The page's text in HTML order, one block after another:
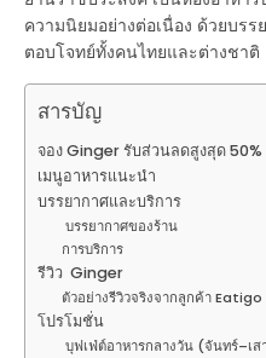
ความนิยมอย่างต่อเนื่อง ด้วยบร
ตอบโจทย์ทั้งคนไทยและต่างชาติ
สารบัญ
จอง Ginger รับส่วนลดสูงสุด 50%
เมนูอาหารแนะนำ
บรรยากาศและบริการ
บรรยากาศของร้าน
การบริการ
รีวิว Ginger
ตัวอย่างรีวิวจริงจากลูกค้า Eatigo
โปรโมชั่น
บุฟเฟ่ต์อาหารกลางวัน (จันทร์–เส